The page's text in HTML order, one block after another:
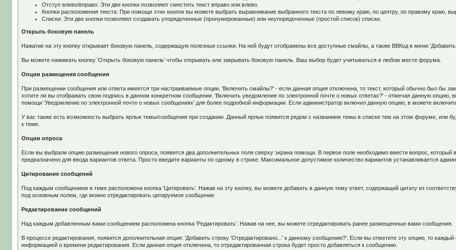
Отступ влево/вправо: Эти две кнопки позволяют сместить текст вправо или влево.
Кнопки расположения текста: При помощи этих кнопок вы можете выбрать выравнивание выбранного текста по левому краю, по центру, по правому краю,
Списки: Эти две кнопки позволяют создавать упорядоченные (пронумерованные) или неупорядоченные (простой список) списки.
Открыть боковую панель
Нажатие на эту кнопку открывает боковую панель, содержащую полезные ссылки. На ней будут отображены все доступные смайлы, а также ВВКод в меню
Вы можете нажимать кнопку 'Открыть боковую панель' чтобы открывать или закрывать боковую панель. Ваш выбор будет учитываться в любом месте форума.
Опции размещения сообщения
При размещении сообщения или ответа имеется три настраиваемые опции. 'Включить смайлы?' - если данная опция отключена, то текст, который обычно был бы
хотите ли вы отображать свою подпись в данном конкретном сообщении. 'Включить уведомление по электронной почте о новых ответах?' - отмечая данную опцию,
помощи 'Уведомление по электронной почте о новых сообщениях' для более подробной информации. Если администратор включил данную опцию, в можете
У вас также есть возможность выбрать ярлык темы/сообщения при создании. Данный ярлык появится рядом с названием темы в списке тем на этом форуме, или
к теме.
Опции опроса
Если вы выбрали опцию размещения нового опроса, появится два дополнительных поля сверху экрана помощи. В первое поле необходимо ввести вопрос, который
предназначено для ввода вариантов ответа. Просто введите варианты по одному в строке. Максимальное допустимое количество вариантов устанавливается
Цитирование сообщений
Под каждым сообщением в теме расположена кнопка 'Цитировать'. Нажав на эту кнопку, вы можете добавить в данную тему ответ, содержащий цитату из
под основным полем, где можно отредактировать цитируемое сообщение
Редактирование сообщений
Над каждым добавленным вами сообщением расположена кнопка 'Редактировать'. Нажав на нее, вы можете отредактировать ранее размещенные вами сообщения.
В процессе редактирования, появится дополнительная опция: 'Добавить строку 'Отредактировано...' к данному сообщению?'. Если вы отметите эту опцию, то
информацией о времени редактирования. Если данная опция отключена, то отредактированная строка будет просто добавляться к сообщению.